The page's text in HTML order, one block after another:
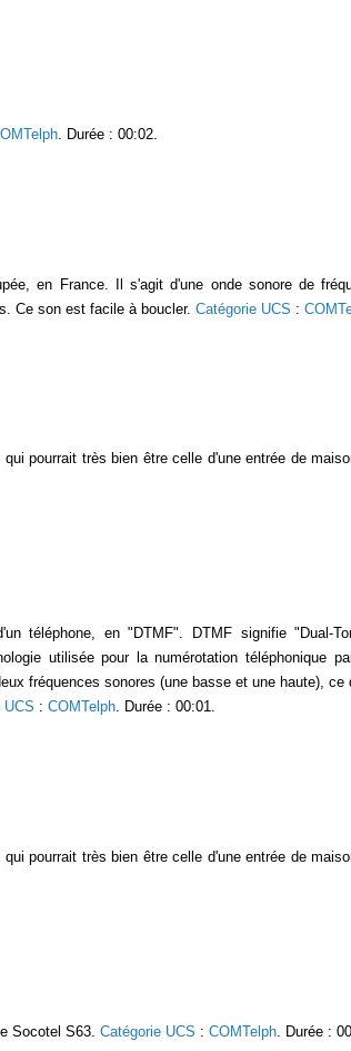
. Durée : 00:02.
en France. Il s'agit d'une onde sonore de
Ce son est facile à boucler. Catégorie UCS :
pourrait très bien être celle d'une entrée de
téléphone, en "DTMF". DTMF signifie "Dual-
utilisée pour la numérotation téléphonique
fréquences sonores (une basse et une haute),
UCS : COMTelph. Durée : 00:01.
pourrait très bien être celle d'une entrée de
Socotel S63. Catégorie UCS : COMTelph . Durée :